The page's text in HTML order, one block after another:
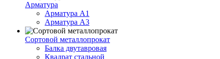
Арматура
Арматура A1
Арматура А3
Сортовой металлопрокат
Балка двутавровая
Квадрат стальной